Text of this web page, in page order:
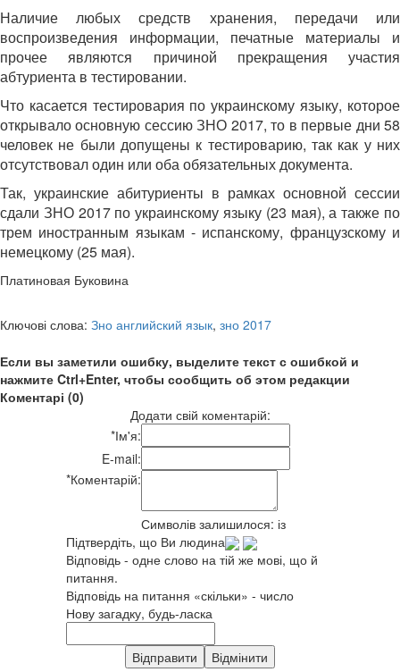
Наличие любых средств хранения, передачи или
воспроизведения информации, печатные материалы и
прочее являются причиной прекращения участия
абтуриента в тестировании.
Что касается тестировария по украинскому языку, которое
открывало основную сессию ЗНО 2017, то в первые дни 58
человек не были допущены к тестироварию, так как у них
отсутствовал один или оба обязательных документа.
Так, украинские абитуриенты в рамках основной сессии
сдали ЗНО 2017 по украинскому языку (23 мая), а также по
трем иностранным языкам - испанскому, французскому и
немецкому (25 мая).
Платиновая Буковина
Ключові слова: Зно английский язык, зно 2017
Если вы заметили ошибку, выделите текст с ошибкой и
нажмите Ctrl+Enter, чтобы сообщить об этом редакции
Коментарі (0)
Додати свій коментарій:
*Ім'я:
E-mail:
*Коментарій:
Символів залишилося: із
Підтвердіть, що Ви людина
Відповідь - одне слово на тій же мові, що й
питання.
Відповідь на питання «скільки» - число
Нову загадку, будь-ласка